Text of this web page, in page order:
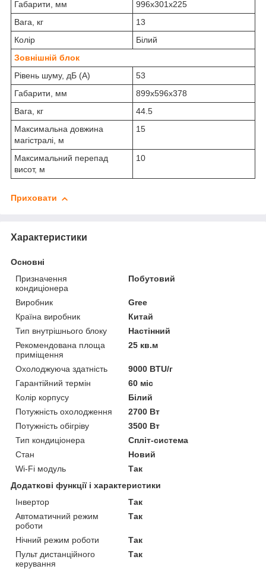
Габарити, мм
996x301x225
Вага, кг
13
Колір
Білий
Зовнішній блок
Рівень шуму, дБ (А)
53
Габарити, мм
899x596x378
Вага, кг
44.5
Максимальна довжина
магістралі, м
15
Максимальний перепад
висот, м
10
Приховати
Характеристики
Основні
Призначення
кондиціонера
Побутовий
Виробник
Gree
Країна виробник
Китай
Тип внутрішнього блоку
Настінний
Рекомендована площа
приміщення
25 кв.м
Охолоджуюча здатність
9000 BTU/г
Гарантійний термін
60 міс
Колір корпусу
Білий
Потужність охолодження
2700 Вт
Потужність обігріву
3500 Вт
Тип кондиціонера
Спліт-система
Стан
Новий
Wi-Fi модуль
Так
Додаткові функції і характеристики
Інвертор
Так
Автоматичний режим
роботи
Так
Нічний режим роботи
Так
Пульт дистанційного
керування
Так